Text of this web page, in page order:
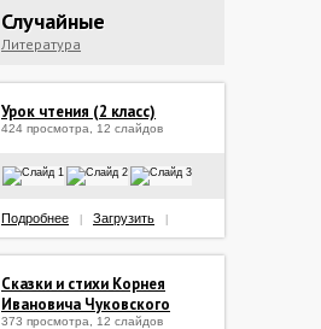
Случайные
Литература
Урок чтения (2 класс)
424 просмотра, 12 слайдов
Подробнее Загрузить
Сказки и стихи Корнея
Ивановича Чуковского
373 просмотра, 12 слайдов